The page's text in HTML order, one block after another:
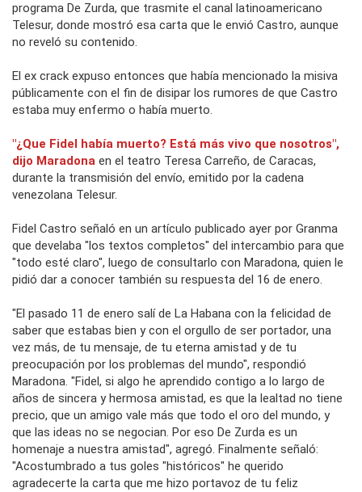
programa De Zurda, que trasmite el canal latinoamericano
Telesur, donde mostró esa carta que le envió Castro, aunque
no reveló su contenido.
El ex crack expuso entonces que había mencionado la misiva
públicamente con el fin de disipar los rumores de que Castro
estaba muy enfermo o había muerto.
"¿Que Fidel había muerto? Está más vivo que nosotros",
dijo Maradona en el teatro Teresa Carreño, de Caracas,
durante la transmisión del envío, emitido por la cadena
venezolana Telesur.
Fidel Castro señaló en un artículo publicado ayer por Granma
que develaba "los textos completos" del intercambio para que
"todo esté claro", luego de consultarlo con Maradona, quien le
pidió dar a conocer también su respuesta del 16 de enero.
"El pasado 11 de enero salí de La Habana con la felicidad de
saber que estabas bien y con el orgullo de ser portador, una
vez más, de tu mensaje, de tu eterna amistad y de tu
preocupación por los problemas del mundo", respondió
Maradona. "Fidel, si algo he aprendido contigo a lo largo de
años de sincera y hermosa amistad, es que la lealtad no tiene
precio, que un amigo vale más que todo el oro del mundo, y
que las ideas no se negocian. Por eso De Zurda es un
homenaje a nuestra amistad", agregó. Finalmente señaló:
"Acostumbrado a tus goles "históricos" he querido
agradecerte la carta que me hizo portavoz de tu feliz